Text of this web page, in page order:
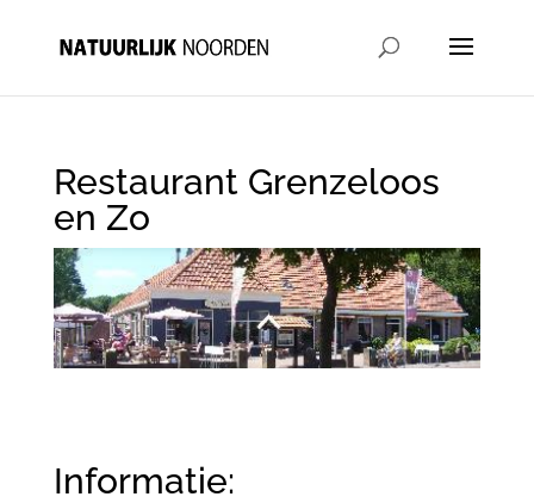
Restaurant Grenzeloos
en Zo
Informatie: